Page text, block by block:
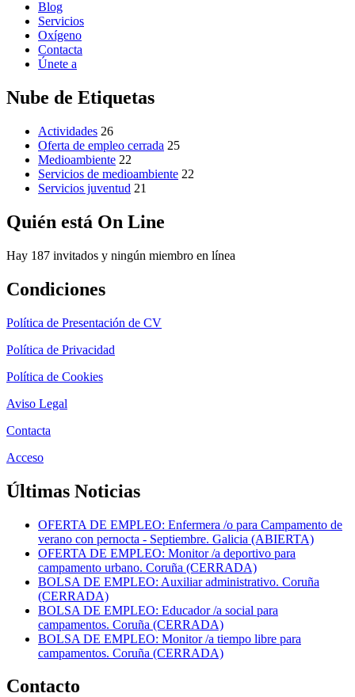
Blog
Servicios
Oxígeno
Contacta
Únete a
Nube de Etiquetas
Actividades 26
Oferta de empleo cerrada 25
Medioambiente 22
Servicios de medioambiente 22
Servicios juventud 21
Quién está On Line
Hay 187 invitados y ningún miembro en línea
Condiciones
Política de Presentación de CV
Política de Privacidad
Política de Cookies
Aviso Legal
Contacta
Acceso
Últimas Noticias
OFERTA DE EMPLEO: Enfermera /o para Campamento de
verano con pernocta - Septiembre. Galicia (ABIERTA)
OFERTA DE EMPLEO: Monitor /a deportivo para
campamento urbano. Coruña (CERRADA)
BOLSA DE EMPLEO: Auxiliar administrativo. Coruña
(CERRADA)
BOLSA DE EMPLEO: Educador /a social para
campamentos. Coruña (CERRADA)
BOLSA DE EMPLEO: Monitor /a tiempo libre para
campamentos. Coruña (CERRADA)
Contacto